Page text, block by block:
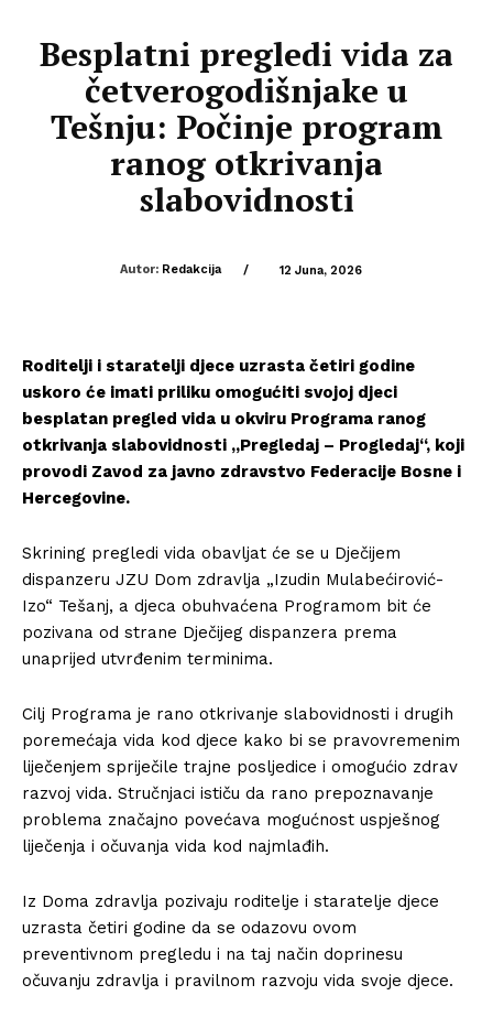
Besplatni pregledi vida za
četverogodišnjake u
Tešnju: Počinje program
ranog otkrivanja
slabovidnosti
Autor: Redakcija / 12 Juna, 2026
Roditelji i staratelji djece uzrasta četiri godine
uskoro će imati priliku omogućiti svojoj djeci
besplatan pregled vida u okviru Programa ranog
otkrivanja slabovidnosti „Pregledaj – Progledaj“, koji
provodi Zavod za javno zdravstvo Federacije Bosne i
Hercegovine.
Skrining pregledi vida obavljat će se u Dječijem
dispanzeru JZU Dom zdravlja „Izudin Mulabećirović-
Izo“ Tešanj, a djeca obuhvaćena Programom bit će
pozivana od strane Dječijeg dispanzera prema
unaprijed utvrđenim terminima.
Cilj Programa je rano otkrivanje slabovidnosti i drugih
poremećaja vida kod djece kako bi se pravovremenim
liječenjem spriječile trajne posljedice i omogućio zdrav
razvoj vida. Stručnjaci ističu da rano prepoznavanje
problema značajno povećava mogućnost uspješnog
liječenja i očuvanja vida kod najmlađih.
Iz Doma zdravlja pozivaju roditelje i staratelje djece
uzrasta četiri godine da se odazovu ovom
preventivnom pregledu i na taj način doprinesu
očuvanju zdravlja i pravilnom razvoju vida svoje djece.